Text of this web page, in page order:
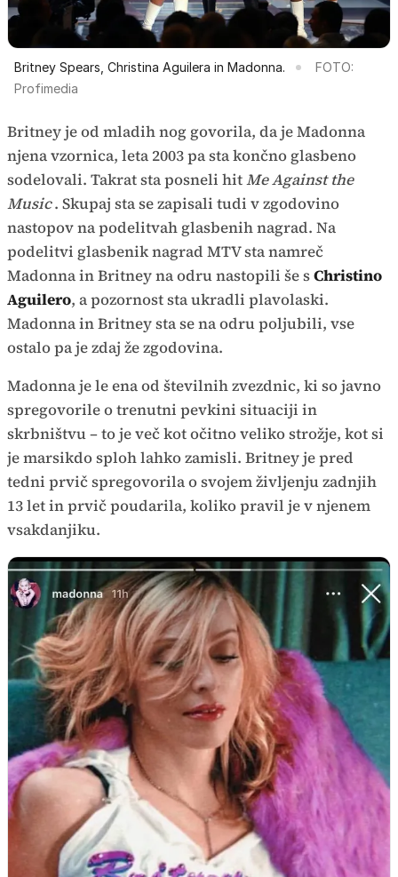
Britney Spears, Christina Aguilera in Madonna.
FOTO:
Profimedia
Britney je od mladih nog govorila, da je Madonna
njena vzornica, leta 2003 pa sta končno glasbeno
sodelovali. Takrat sta posneli hitMe Against the
Music. Skupaj sta se zapisali tudi v zgodovino
nastopov na podelitvah glasbenih nagrad. Na
podelitvi glasbenik nagrad MTV sta namreč
Madonna in Britney na odru nastopili še sChristino
Aguilero, a pozornost sta ukradli plavolaski.
Madonna in Britney sta se na odru poljubili, vse
ostalo pa je zdaj že zgodovina.
Madonna je le ena od številnih zvezdnic, ki so javno
spregovorile o trenutni pevkini situaciji in
skrbništvu – to je več kot očitno veliko strožje, kot si
je marsikdo sploh lahko zamisli. Britney je pred
tedni prvič spregovorila o svojem življenju zadnjih
13 let in prvič poudarila, koliko pravil je v njenem
vsakdanjiku.